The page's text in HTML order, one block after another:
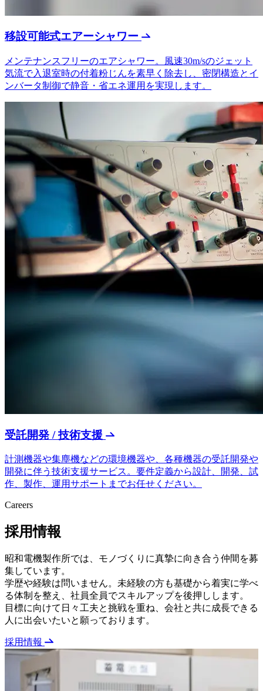
移設可能式エアーシャワー
メンテナンスフリーのエアシャワー。風速30m/sのジェット
気流で入退室時の付着粉じんを素早く除去し、密閉構造とイ
ンバータ制御で静音・省エネ運用を実現します。
受託開発 / 技術支援
計測機器や集塵機などの環境機器や、各種機器の受託開発や
開発に伴う技術支援サービス。要件定義から設計、開発、試
作、製作、運用サポートまでお任せください。
Careers
採用情報
昭和電機製作所では、モノづくりに真摯に向き合う仲間を募
集しています。
学歴や経験は問いません。未経験の方も基礎から着実に学べ
る体制を整え、社員全員でスキルアップを後押しします。
目標に向けて日々工夫と挑戦を重ね、会社と共に成長できる
人に出会いたいと願っております。
採用情報